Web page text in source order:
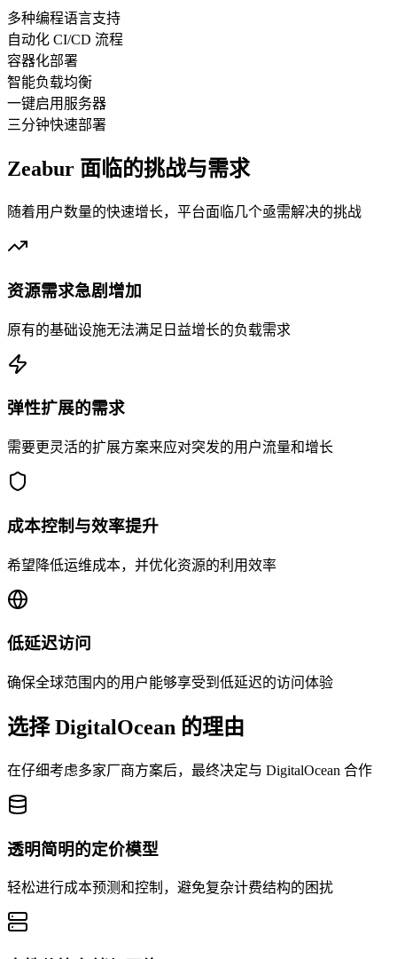
多种编程语言支持
自动化 CI/CD 流程
容器化部署
智能负载均衡
一键启用服务器
三分钟快速部署
Zeabur 面临的挑战与需求
随着用户数量的快速增长，平台面临几个亟需解决的挑战
资源需求急剧增加
原有的基础设施无法满足日益增长的负载需求
弹性扩展的需求
需要更灵活的扩展方案来应对突发的用户流量和增长
成本控制与效率提升
希望降低运维成本，并优化资源的利用效率
低延迟访问
确保全球范围内的用户能够享受到低延迟的访问体验
选择 DigitalOcean 的理由
在仔细考虑多家厂商方案后，最终决定与 DigitalOcean 合作
透明简明的定价模型
轻松进行成本预测和控制，避免复杂计费结构的困扰